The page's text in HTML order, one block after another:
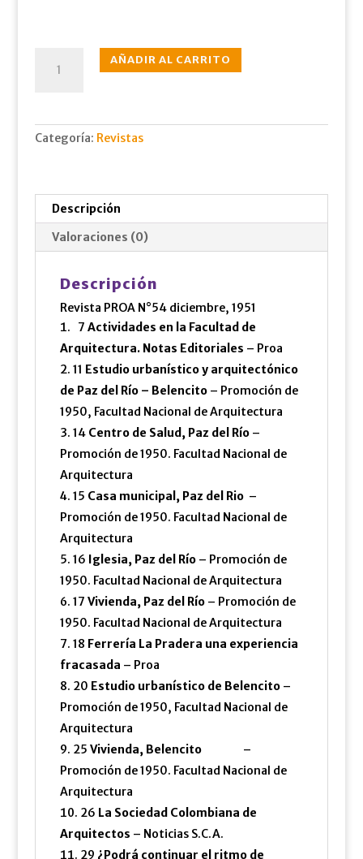
dic.,
AÑADIR AL CARRITO
Categoría: Revistas
Descripción
Valoraciones (0)
Descripción
Revista PROA N°54 diciembre, 1951
7 Actividades en la Facultad de
Arquitectura. Notas Editoriales – Proa
11 Estudio urbanístico y arquitectónico
de Paz del Río – Belencito– Promoción de
1950, Facultad Nacional de Arquitectura
14 Centro de Salud, Paz del Río–
Promoción de 1950. Facultad Nacional de
Arquitectura
15 Casa municipal, Paz del Rio–
Promoción de 1950. Facultad Nacional de
Arquitectura
16 Iglesia, Paz del Río– Promoción de
1950. Facultad Nacional de Arquitectura
17 Vivienda, Paz del Río– Promoción de
1950. Facultad Nacional de Arquitectura
18 Ferrería La Pradera una experiencia
fracasada – Proa
20 Estudio urbanístico de Belencito–
Promoción de 1950, Facultad Nacional de
Arquitectura
25 Vivienda, Belencito–
Promoción de 1950. Facultad Nacional de
Arquitectura
26 La Sociedad Colombiana de
Arquitectos – Noticias S.C.A.
29 ¿Podrá continuar el ritmo de